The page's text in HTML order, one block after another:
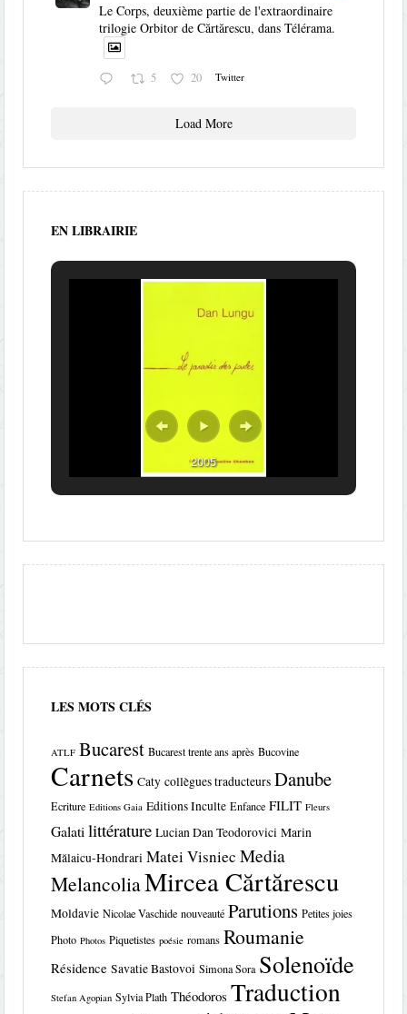
Le Corps, deuxième partie de l'extraordinaire
trilogie Orbitor de Cărtărescu, dans Télérama.
5 20 Twitter
Load More
EN LIBRAIRIE
2005
LES MOTS CLÉS
ATLF Bucarest Bucarest trente ans après Bucovine
Carnets Caty collègues traducteurs Danube
Ecriture Editions Gaia Editions Inculte Enfance FILIT Fleurs
Galati littérature Lucian Dan Teodorovici Marin
Mălaicu-Hondrari Matei Visniec Media
MelancoliaMircea Cărtărescu
Moldavie Nicolae Vaschide nouveauté Parutions Petites joies
Photo Photos Piquetistes poésie romans Roumanie
Résidence Savatie Bastovoi Simona Sora Solenoïde
Stefan Agopian Sylvia Plath Théodoros Traduction